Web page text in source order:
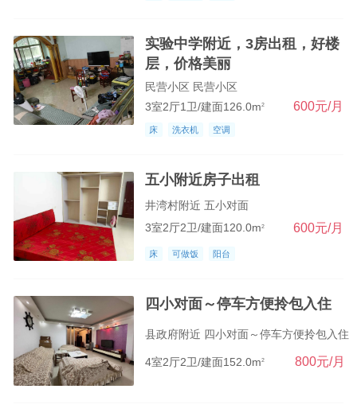
实验中学附近，3房出租，好楼
层，价格美丽
民营小区 民营小区
3室2厅1卫/建面126.0m2 600元/月
床 洗衣机 空调
五小附近房子出租
井湾村附近 五小对面
3室2厅2卫/建面120.0m2 600元/月
床 可做饭 阳台
四小对面～停车方便拎包入住
县政府附近 四小对面～停车方便拎包入住
4室2厅2卫/建面152.0m2 800元/月